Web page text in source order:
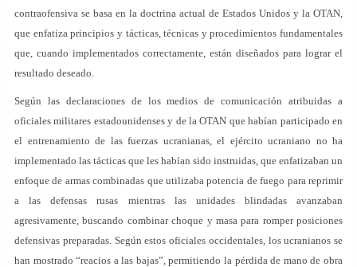
contraofensiva se basa en la doctrina actual de Estados Unidos y la OTAN,
que enfatiza principios y tácticas, técnicas y procedimientos fundamentales
que, cuando implementados correctamente, están diseñados para lograr el
resultado deseado.
Según las declaraciones de los medios de comunicación atribuidas a
oficiales militares estadounidenses y de la OTAN que habían participado en
el entrenamiento de las fuerzas ucranianas, el ejército ucraniano no ha
implementado las tácticas que les habían sido instruidas, que enfatizaban un
enfoque de armas combinadas que utilizaba potencia de fuego para reprimir
a las defensas rusas mientras las unidades blindadas avanzaban
agresivamente, buscando combinar choque y masa para romper posiciones
defensivas preparadas. Según estos oficiales occidentales, los ucranianos se
han mostrado “reacios a las bajas”, permitiendo la pérdida de mano de obra